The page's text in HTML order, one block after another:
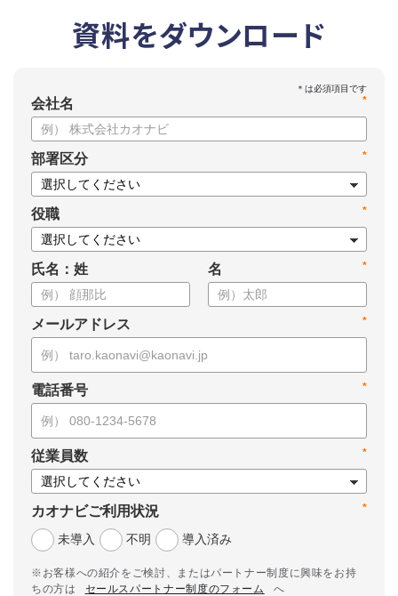
資料をダウンロード
*
会社名
*
部署区分
*
役職
氏名：姓 *
名
*
メールアドレス
*
電話番号
*
従業員数
*
カオナビご利用状況
未導入
不明 導入済み
※お客様への紹介をご検討、またはパートナー制度に興味をお持
ちの方は
セールスパートナー制度のフォーム
へ